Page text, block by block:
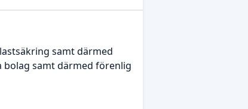
samt därmed
bolag samt därmed förenlig